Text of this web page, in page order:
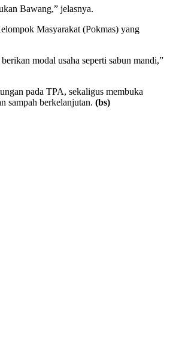
Bawang,” jelasnya.
Masyarakat (Pokmas) yang
modal usaha seperti sabun mandi,”
pada TPA, sekaligus membuka
sampah berkelanjutan. (bs)